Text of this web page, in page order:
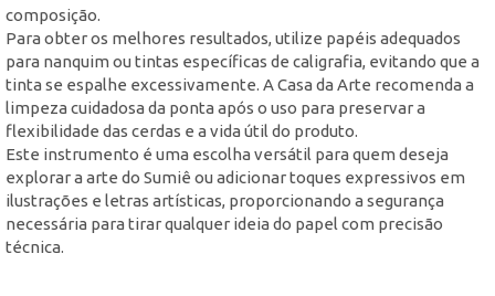
composição.
Para obter os melhores resultados, utilize papéis adequados
para nanquim ou tintas específicas de caligrafia, evitando que a
tinta se espalhe excessivamente. A Casa da Arte recomenda a
limpeza cuidadosa da ponta após o uso para preservar a
flexibilidade das cerdas e a vida útil do produto.
Este instrumento é uma escolha versátil para quem deseja
explorar a arte do Sumiê ou adicionar toques expressivos em
ilustrações e letras artísticas, proporcionando a segurança
necessária para tirar qualquer ideia do papel com precisão
técnica.